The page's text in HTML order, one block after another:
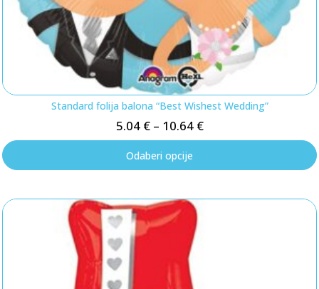
Standard folija balona “Best Wishest Wedding”
5.04 €– 10.64 €
Odaberi opcije